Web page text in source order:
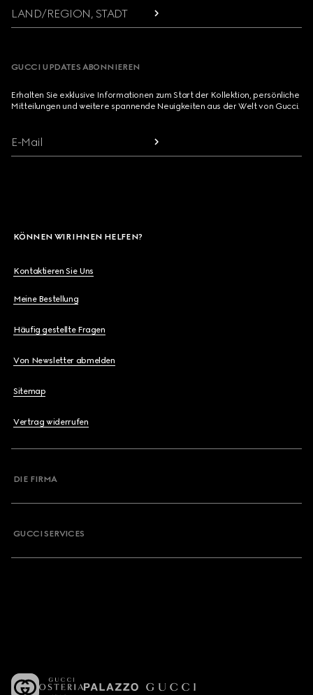
LAND/REGION, STADT
GUCCI UPDATES ABONNIEREN
Erhalten Sie exklusive Informationen zum Start der Kollektion, persönliche
Mitteilungen und weitere spannende Neuigkeiten aus der Welt von Gucci.
E-Mail
KÖNNEN WIR IHNEN HELFEN?
Kontaktieren Sie Uns
Meine Bestellung
Häufig gestellte Fragen
Von Newsletter abmelden
Sitemap
Vertrag widerrufen
DIE FIRMA
GUCCI SERVICES